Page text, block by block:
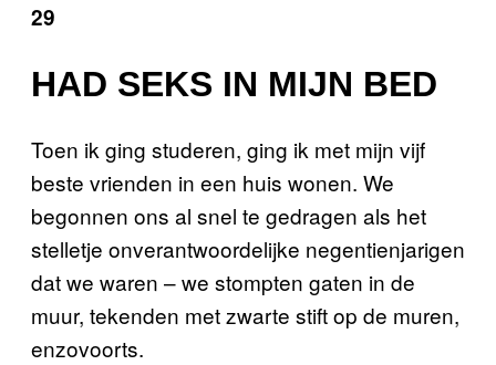
29
HAD SEKS IN MIJN BED
Toen ik ging studeren, ging ik met mijn vijf
beste vrienden in een huis wonen. We
begonnen ons al snel te gedragen als het
stelletje onverantwoordelijke negentienjarigen
dat we waren – we stompten gaten in de
muur, tekenden met zwarte stift op de muren,
enzovoorts.